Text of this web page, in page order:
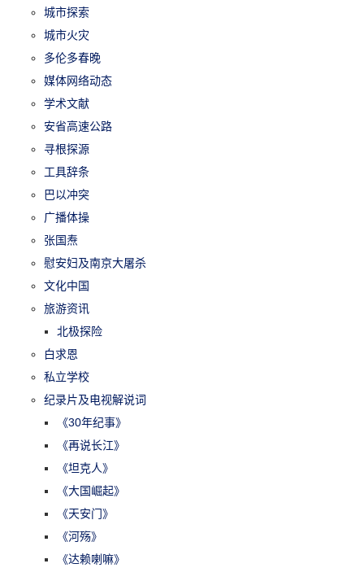
城市探索
城市火灾
多伦多春晚
媒体网络动态
学术文献
安省高速公路
寻根探源
工具辞条
巴以冲突
广播体操
张国焘
慰安妇及南京大屠杀
文化中国
旅游资讯
北极探险
白求恩
私立学校
纪录片及电视解说词
《30年纪事》
《再说长江》
《坦克人》
《大国崛起》
《天安门》
《河殇》
《达赖喇嘛》